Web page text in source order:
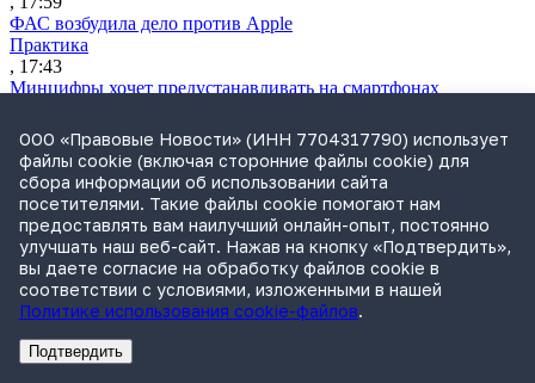
ФАС возбудила дело против Apple
Практика
, 17:43
Минцифры хочет предустанавливать на смартфонах
Практика
, 17:33
Экс-совладельца «Азбуки вкуса» заочно судят по делу о
растрате $11 млн
Практика
, 17:02
Суд не признал решение SCC по взысканию с российской
компании
Международная практика
, 17:01
Дроны могут начать применять для фиксации нарушений
ПДД РекламаАдвокатское бюро Санкт-Петербурга «Вертикаль» ИНН 7841290773
ООО «Правовые Новости» (ИНН 7704317790) использует
файлы cookie (включая сторонние файлы cookie) для
сбора информации об использовании сайта
посетителями. Такие файлы cookie помогают нам
предоставлять вам наилучший онлайн-опыт, постоянно
улучшать наш веб-сайт. Нажав на кнопку «Подтвердить»,
вы даете согласие на обработку файлов cookie в
соответствии с условиями, изложенными в нашей
Политике использования cookie-файлов.
Подтвердить